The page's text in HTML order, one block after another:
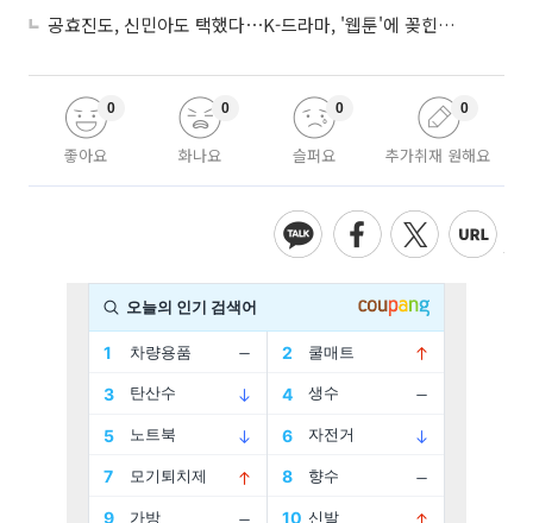
공효진도, 신민아도 택했다⋯K-드라마, '웹툰'에 꽂힌 이유
좋아요
0
화나요
0
슬퍼요
0
추가취재 원해요
0